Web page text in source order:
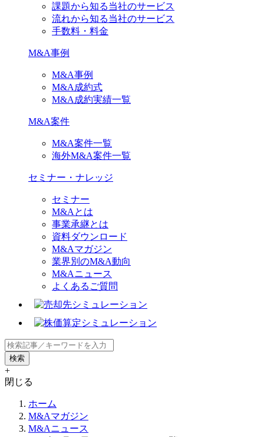
課題から知る当社のサービス
流れから知る当社のサービス
手数料・料金
M&A事例
M&A事例
M&A成約式
M&A成約実績一覧
M&A案件
M&A案件一覧
海外M&A案件一覧
セミナー・ナレッジ
セミナー
M&Aとは
事業承継とは
資料ダウンロード
M&Aマガジン
業界別のM&A動向
M&Aニュース
よくあるご質問
+
閉じる
ホーム
M&Aマガジン
M&Aニュース